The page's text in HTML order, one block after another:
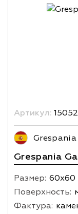
Артикул:
Grespania
Размер: 60х60
Поверхность:
Фактура: